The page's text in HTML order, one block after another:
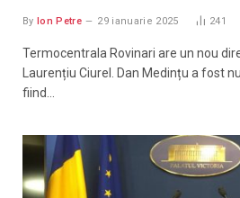
By Ion Petre 29 ianuarie 2025 241
Termocentrala Rovinari are un nou
Laurențiu Ciurel. Dan Medințu a fost
fiind…